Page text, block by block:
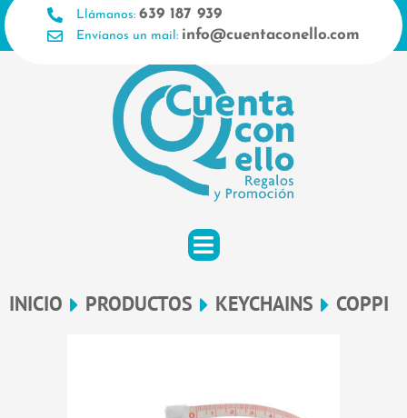
Ir
al
contenido
Llámanos: 639 187 939
Envíanos un mail: info@cuentaconello.com
INICIO PRODUCTOS KEYCHAINS COPPI